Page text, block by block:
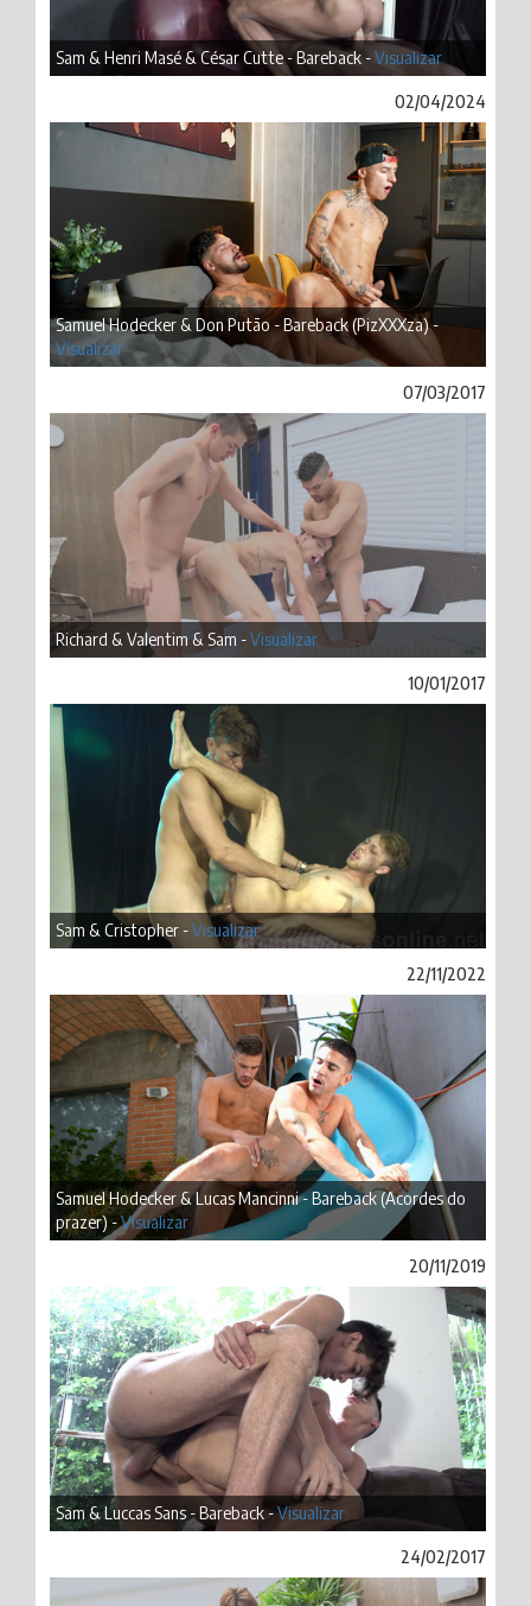
Sam & Henri Masé & César Cutte - Bareback -Visualizar
02/04/2024
Samuel Hodecker & Don Putão - Bareback (PizXXXza) -
Visualizar
07/03/2017
Richard & Valentim & Sam -Visualizar
10/01/2017
Sam & Cristopher -Visualizar
22/11/2022
Samuel Hodecker & Lucas Mancinni - Bareback (Acordes do
prazer) -Visualizar
20/11/2019
Sam & Luccas Sans - Bareback -Visualizar
24/02/2017